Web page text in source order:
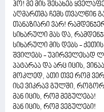
ჰო! მე მის შესახებ
აღმართმა ჩემს თვალწინ
თანაზიარი ვარ!
სიხარული მას და,
სიხარული მის დებს -
შვილებს - უპირველესად
პატარაა და არც იცის,
მოკლედ, ათი თვე რომ ვერ
ისე ვიკრავ გულში,
მან იცის, რომ მეგულება!
მან იცის, რომ ვეგულები!